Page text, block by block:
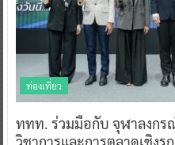
ท่องเที่ยว
ททท. ร่วมมือกับ จุฬาลงกร
วิชาการและการตลาดเชิง